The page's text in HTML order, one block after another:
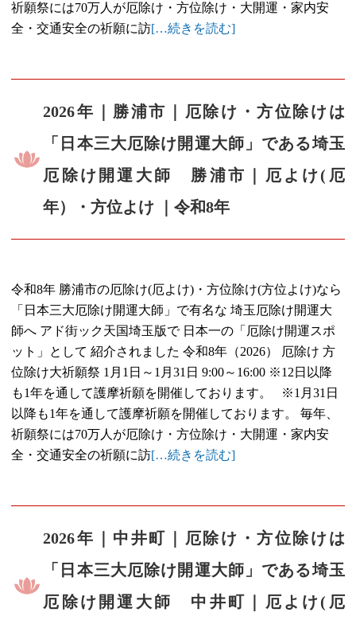
祈願祭には70万人が厄除け・方位除け・大開運・家内安
全・交通安全の祈願に訪[…続きを読む]
2026年｜勝浦市｜厄除け・方位除けは
「日本三大厄除け開運大師」である埼玉
厄除け開運大師 勝浦市｜厄よけ(厄
年）・方位よけ ｜令和8年
令和8年 勝浦市の厄除け(厄よけ)・方位除け(方位よけ)なら
「日本三大厄除け開運大師」で有名な 埼玉厄除け開運大
師へ アド街ック天国埼玉版で 日本一の「厄除け開運スポ
ット」として 紹介されました 令和8年（2026） 厄除け 方
位除け大祈願祭 1月1日～1月31日 9:00～16:00 ※12日以降
も1年を通して護摩祈願を開催しております。 ※1月31日
以降も1年を通して護摩祈願を開催しております。 毎年、
祈願祭には70万人が厄除け・方位除け・大開運・家内安
全・交通安全の祈願に訪[…続きを読む]
2026年｜中井町｜厄除け・方位除けは
「日本三大厄除け開運大師」である埼玉
厄除け開運大師 中井町｜厄よけ(厄